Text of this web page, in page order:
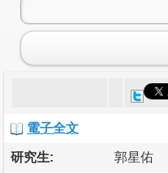
電子全文
研究生: 郭星佑